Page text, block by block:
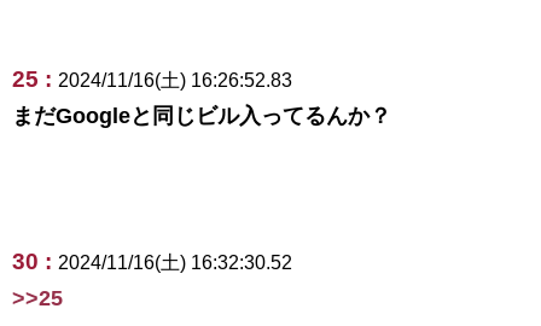
25 : 2024/11/16(土) 16:26:52.83
まだGoogleと同じビル入ってるんか？
30 : 2024/11/16(土) 16:32:30.52
>>25